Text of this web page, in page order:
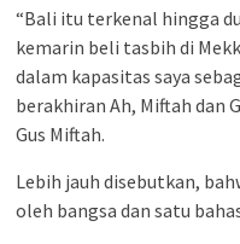
“Bali itu terkenal hingga
kemarin beli tasbih di
dalam kapasitas saya
berakhiran Ah, Miftah dan
Gus Miftah.
Lebih jauh disebutkan,
oleh bangsa dan satu